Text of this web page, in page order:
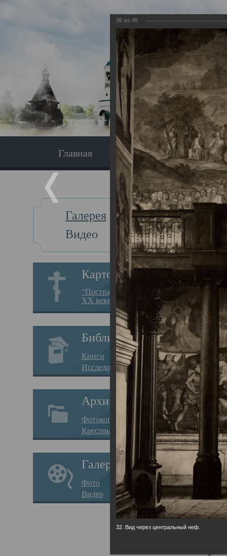
Главная Экскурсия
Галерея
Видео
Картотека
“Пострадавшие за веру в
XX веке на Севере”
Библиотека
Книги
Исследования
Архив
Фотокопии дел
Крестные ходы
Галерея
Фото
Видео
Главная
36 из 45
32. Вид через центральный неф.